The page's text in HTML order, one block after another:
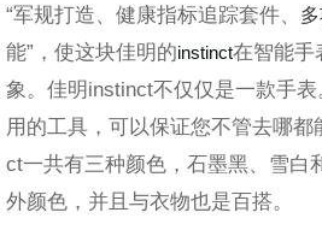
“军规打造、健康指标追踪套件、
能”，使这块佳明的instinct在智能手
象。佳明instinct不仅仅是一款手
用的工具，可以保证您不管去哪都
ct一共有三种颜色，石墨黑、雪白
外颜色，并且与衣物也是百搭。